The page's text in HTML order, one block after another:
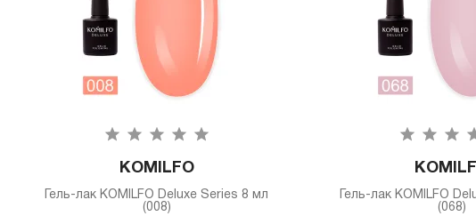
KOMILFO
Гель-лак KOMILFO Deluxe Series 8 мл
(008)
Гель-лак KOMILFO
(068)